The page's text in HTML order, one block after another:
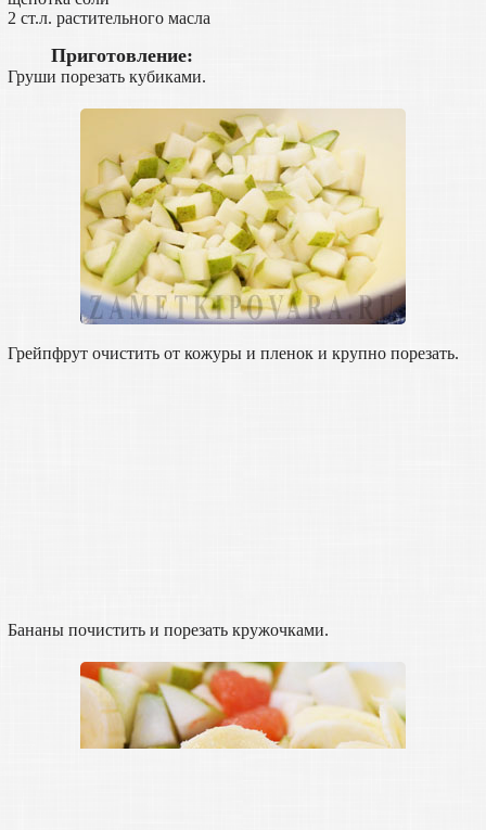
2 ст.л. растительного масла
Приготовление:
Груши порезать кубиками.
Грейпфрут очистить от кожуры и пленок и крупно порезать.
Бананы почистить и порезать кружочками.